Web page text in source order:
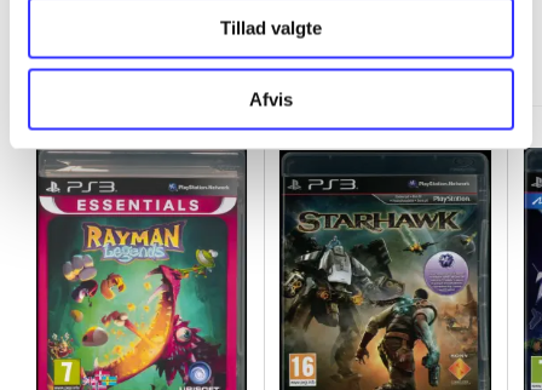
Tillad valgte
Afvis
Minder om